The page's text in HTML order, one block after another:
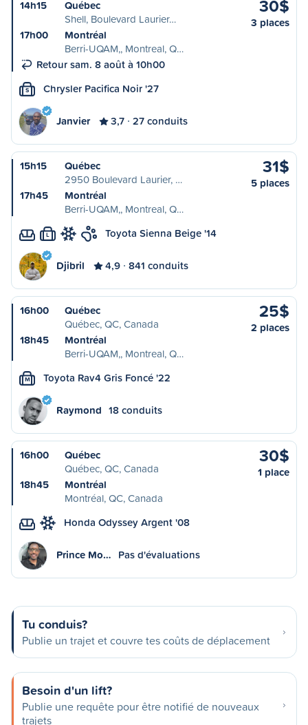
14h15
Québec
Shell, Boulevard Laurier…
17h00
Montréal
Berri-UQAM,, Montreal, Q…
Retour sam. 8 août à 10h00
30$
3 places
S Chrysler Pacifica Noir '27
Janvier 3,7 27 conduits
15h15
Québec
2950 Boulevard Laurier, …
17h45
Montréal
Berri-UQAM,, Montreal, Q…
31$
5 places
L Toyota Sienna Beige '14
Djibril 4,9 841 conduits
16h00
Québec
Québec, QC, Canada
18h45
Montréal
Berri-UQAM,, Montreal, Q…
25$
2 places
M Toyota Rav4 Gris Foncé '22
Raymond 18 conduits
16h00
Québec
Québec, QC, Canada
18h45
Montréal
Montréal, QC, Canada
30$
1 place
Honda Odyssey Argent '08
Prince Mo… Pas d'évaluations
Tu conduis?
Publie un trajet et couvre tes coûts de déplacement
Besoin d'un lift?
Publie une requête pour être notifié de nouveaux
trajets